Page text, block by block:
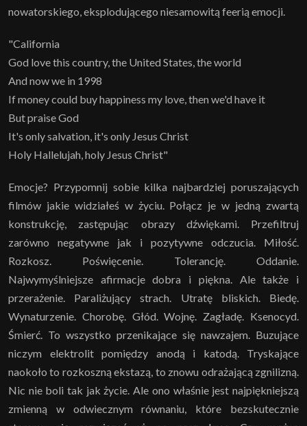
nowatorskiego, eksplodującego niesamowitą feerią emocji.
"California
God love this country, the United States, the world
And now we in 1998
If money could buy happiness my love, then we'd have it
But praise God
It's only salvation, it's only Jesus Christ
Holy Hallelujah, holy Jesus Christ"
Emocje? Przypomnij sobie kilka najbardziej poruszających
filmów jakie widziałeś w życiu. Połącz je w jedną zwartą
konstrukcję, zastępując obrazy dźwiękami. Przefiltruj
zarówno negatywne jak i pozytywne odczucia. Miłość.
Rozkosz. Poświęcenie. Tolerancję. Oddanie.
Najwymyślniejsze afirmacje dobra i piękna. Ale także i
przerażenie. Paraliżujący strach. Utratę bliskich. Biedę.
Wynaturzenie. Chorobę. Głód. Wojnę. Zagładę. Ksenocyd.
Śmierć. To wszystko przenikające się nawzajem. Buzujące
niczym elektrolit pomiędzy anodą i katodą. Tryskające
naokoło to rozkoszną ekstazą, to znowu odrażającą zgnilizną.
Nic nie boli tak jak życie. Ale ono właśnie jest najpiękniejszą
zmienną w odwiecznym równaniu, które bezskutecznie